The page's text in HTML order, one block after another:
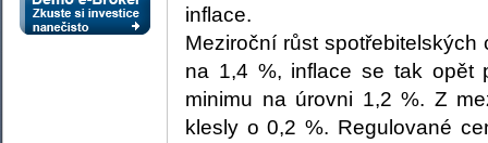
inflace.
Meziroční růst
na 1,4 %, inflace se tak opět
minimu na úrovni 1,2 %. Z
klesly o 0,2 %. Regulované